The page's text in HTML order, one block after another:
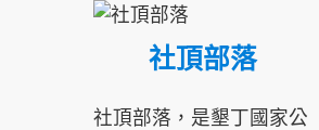
社頂部落
社頂部落，是墾丁國家公